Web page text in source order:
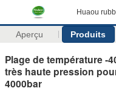
Huaou
Aperçu Produits
Plage de température -
très haute pression
4000bar